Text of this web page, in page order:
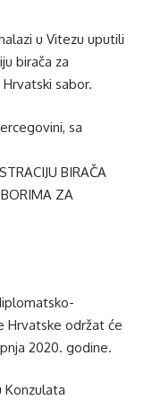
u Vitezu uputili
birača za
sabor.
sa
BIRAČA
ZA
Hrvatske održat će
2020. godine.
Konzulata